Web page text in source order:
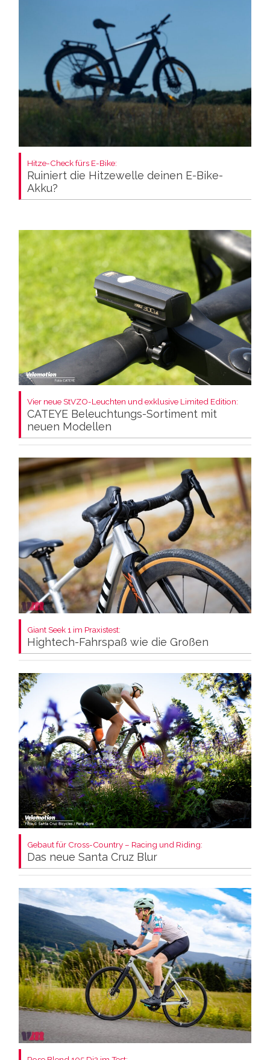
Hitze-Check fürs E-Bike:
Ruiniert die Hitzewelle deinen E-Bike-
Akku?
Vier neue StVZO-Leuchten und exklusive Limited Edition:
CATEYE Beleuchtungs-Sortiment mit
neuen Modellen
Giant Seek 1 im Praxistest:
Hightech-Fahrspaß wie die Großen
Gebaut für Cross-Country – Racing und Riding:
Das neue Santa Cruz Blur